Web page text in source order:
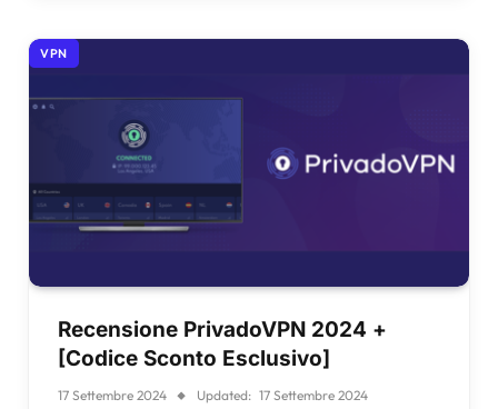
VPN
Recensione PrivadoVPN 2024 +
[Codice Sconto Esclusivo]
17 Settembre 2024 Updated: 17 Settembre 2024